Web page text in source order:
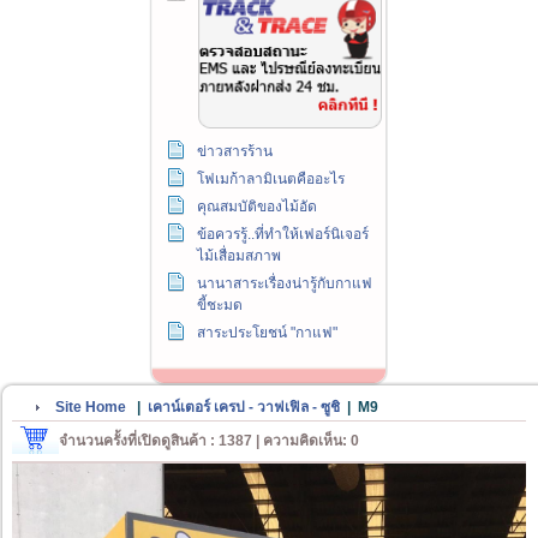
ข่าวสารร้าน
โฟเมก้าลามิเนตคืออะไร
คุณสมบัติของไม้อัด
ข้อควรรู้..ที่ทำให้เฟอร์นิเจอร์
ไม้เสื่อมสภาพ
นานาสาระเรื่องน่ารู้กับกาแฟ
ขี้ชะมด
สาระประโยชน์ "กาแฟ"
Site Home เคาน์เตอร์ เครป - วาฟเฟิล - ซูชิ
M9
จำนวนครั้งที่เปิดดูสินค้า : 1387 | ความคิดเห็น: 0